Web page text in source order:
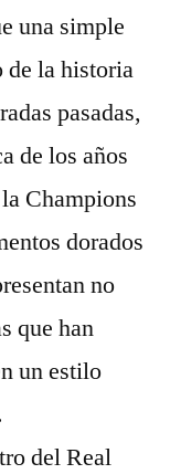
una simple
de la historia
pasadas,
de los años
Champions
dorados
no
que han
un estilo
del Real